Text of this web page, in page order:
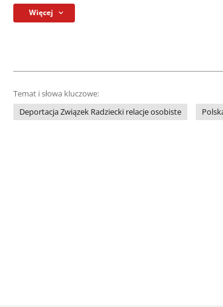
Więcej
Temat i słowa kluczowe:
Deportacja Związek Radziecki relacje osobiste